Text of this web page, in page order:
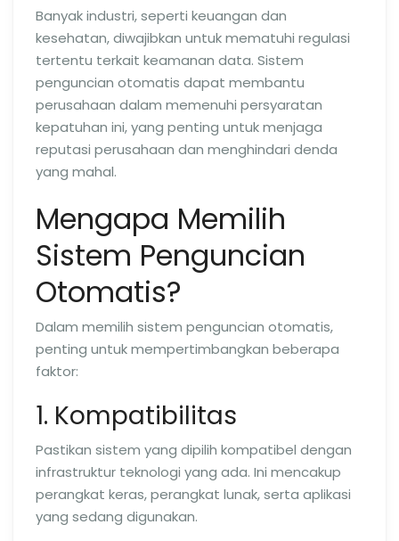
Banyak industri, seperti keuangan dan
kesehatan, diwajibkan untuk mematuhi regulasi
tertentu terkait keamanan data. Sistem
penguncian otomatis dapat membantu
perusahaan dalam memenuhi persyaratan
kepatuhan ini, yang penting untuk menjaga
reputasi perusahaan dan menghindari denda
yang mahal.
Mengapa Memilih
Sistem Penguncian
Otomatis?
Dalam memilih sistem penguncian otomatis,
penting untuk mempertimbangkan beberapa
faktor:
1. Kompatibilitas
Pastikan sistem yang dipilih kompatibel dengan
infrastruktur teknologi yang ada. Ini mencakup
perangkat keras, perangkat lunak, serta aplikasi
yang sedang digunakan.